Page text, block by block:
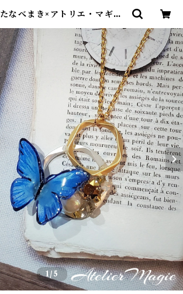
たなべまき×アトリエ・マギ】
| アトリエ・マギ
1/5